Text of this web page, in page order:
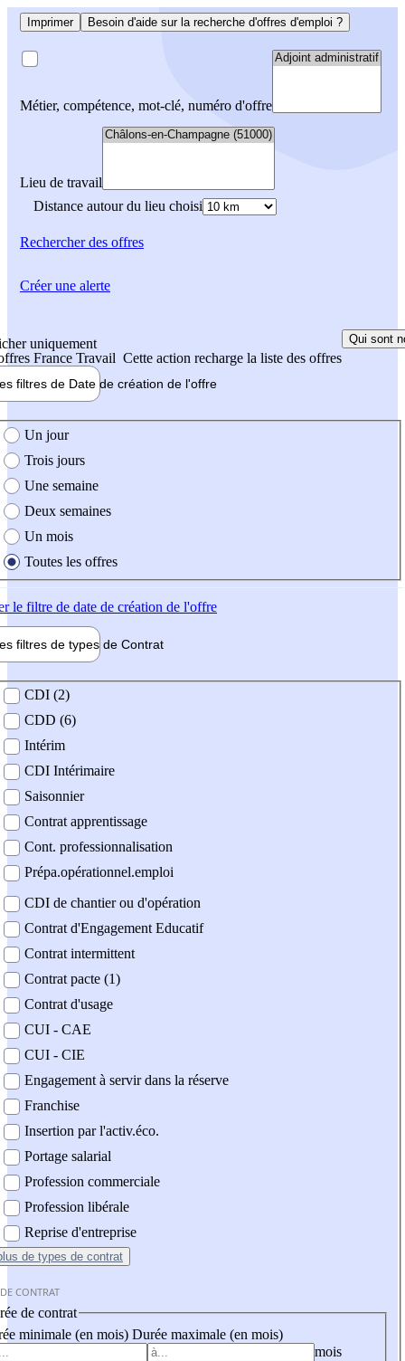
Imprimer Besoin d'aide sur la recherche d'offres d'emploi ?
Métier, compétence, mot-clé, numéro d'offre
Lieu de travail
Distance autour du lieu choisi
Rechercherdes offres
uniquement
France Travail Cette action recharge la liste des offres
Qui sont
filtres de Date de création de l'offre
création de l'offre
Un jour
Trois jours
Une semaine
Deux semaines
Un mois
Toutes les offres
le filtre de date de création de l'offre
filtres de types de Contrat
contrat
CDI (2)
CDD (6)
Intérim
CDI Intérimaire
Saisonnier
Contrat apprentissage
Cont. professionnalisation
Prépa.opérationnel.emploi
CDI de chantier ou d'opération
Contrat d'Engagement Educatif
Contrat intermittent
Contrat pacte (1)
Contrat d'usage
CUI - CAE
CUI - CIE
Engagement à servir dans la réserve
Franchise
Insertion par l'activ.éco.
Portage salarial
Profession commerciale
Profession libérale
Reprise d'entreprise
de types de contrat
CONTRAT
de contrat
minimale (en mois) Durée maximale (en mois)
mois
Créer une alerte